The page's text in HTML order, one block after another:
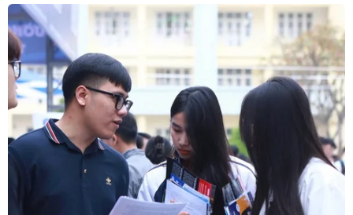
nơi nắng nóng gay gắt trên 37 độ C
09/08/2026 07:57
Cháy rừng nghiêm trọng tại Canada,
cảnh báo lũ quét ở Đông Nam nước
Mỹ
09/08/2026 06:28